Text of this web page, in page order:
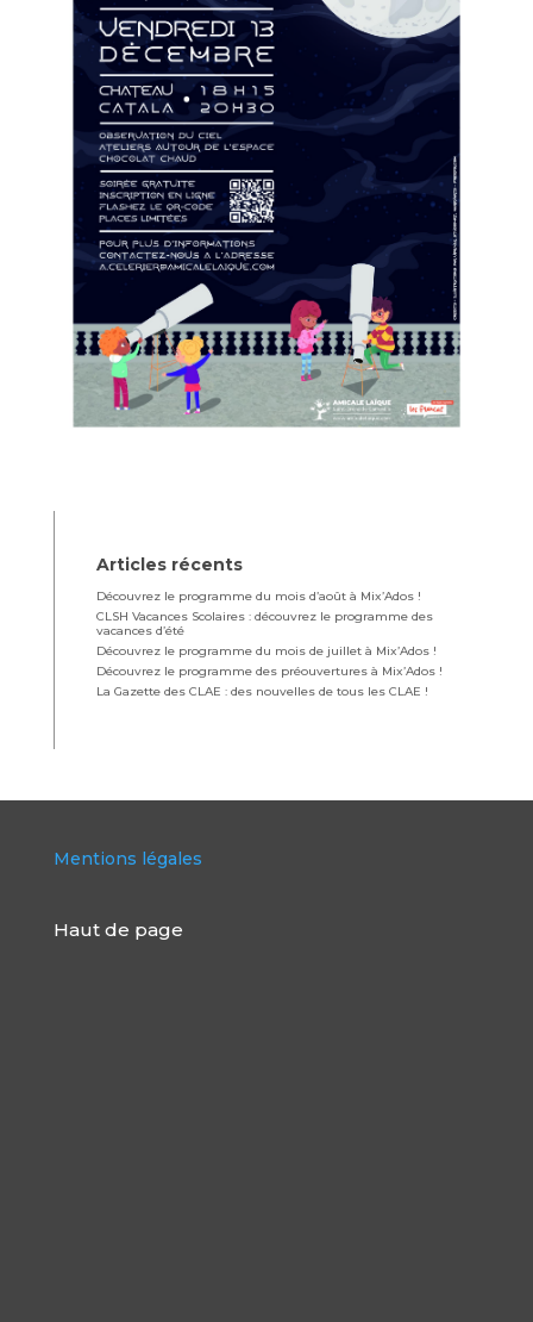
Articles récents
Découvrez le programme du mois d’août à Mix’Ados !
CLSH Vacances Scolaires : découvrez le programme des
vacances d’été
Découvrez le programme du mois de juillet à Mix’Ados !
Découvrez le programme des préouvertures à Mix’Ados !
La Gazette des CLAE : des nouvelles de tous les CLAE !
Mentions légales
Haut de page